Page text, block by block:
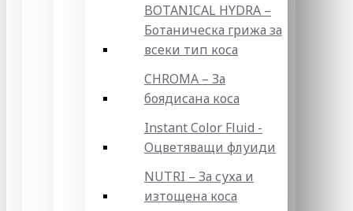
BOTANICAL HYDRA –
Ботаническа грижа за
всеки тип коса
CHROMA – За
боядисана коса
Instant Color Fluid -
Оцветяващи флуиди
NUTRI – За суха и
изтощена коса